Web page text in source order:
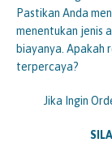
Pastikan Anda
menentukan jenis
biayanya. Apakah
terpercaya?
Jika Ingin